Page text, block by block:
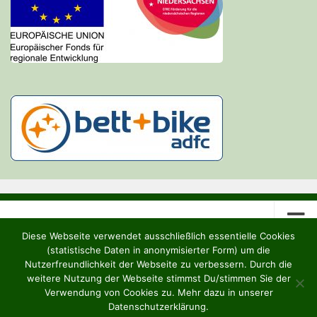
Heideruh e.V. © 2026. Alle Rechte vorbehalten.
Diese Webseite verwendet ausschließlich essentielle Cookies
(statistische Daten in anonymisierter Form) um die
Nutzerfreundlichkeit der Webseite zu verbessern. Durch die
weitere Nutzung der Webseite stimmst Du/stimmen Sie der
Verwendung von Cookies zu. Mehr dazu in unserer
Datenschutzerklärung.